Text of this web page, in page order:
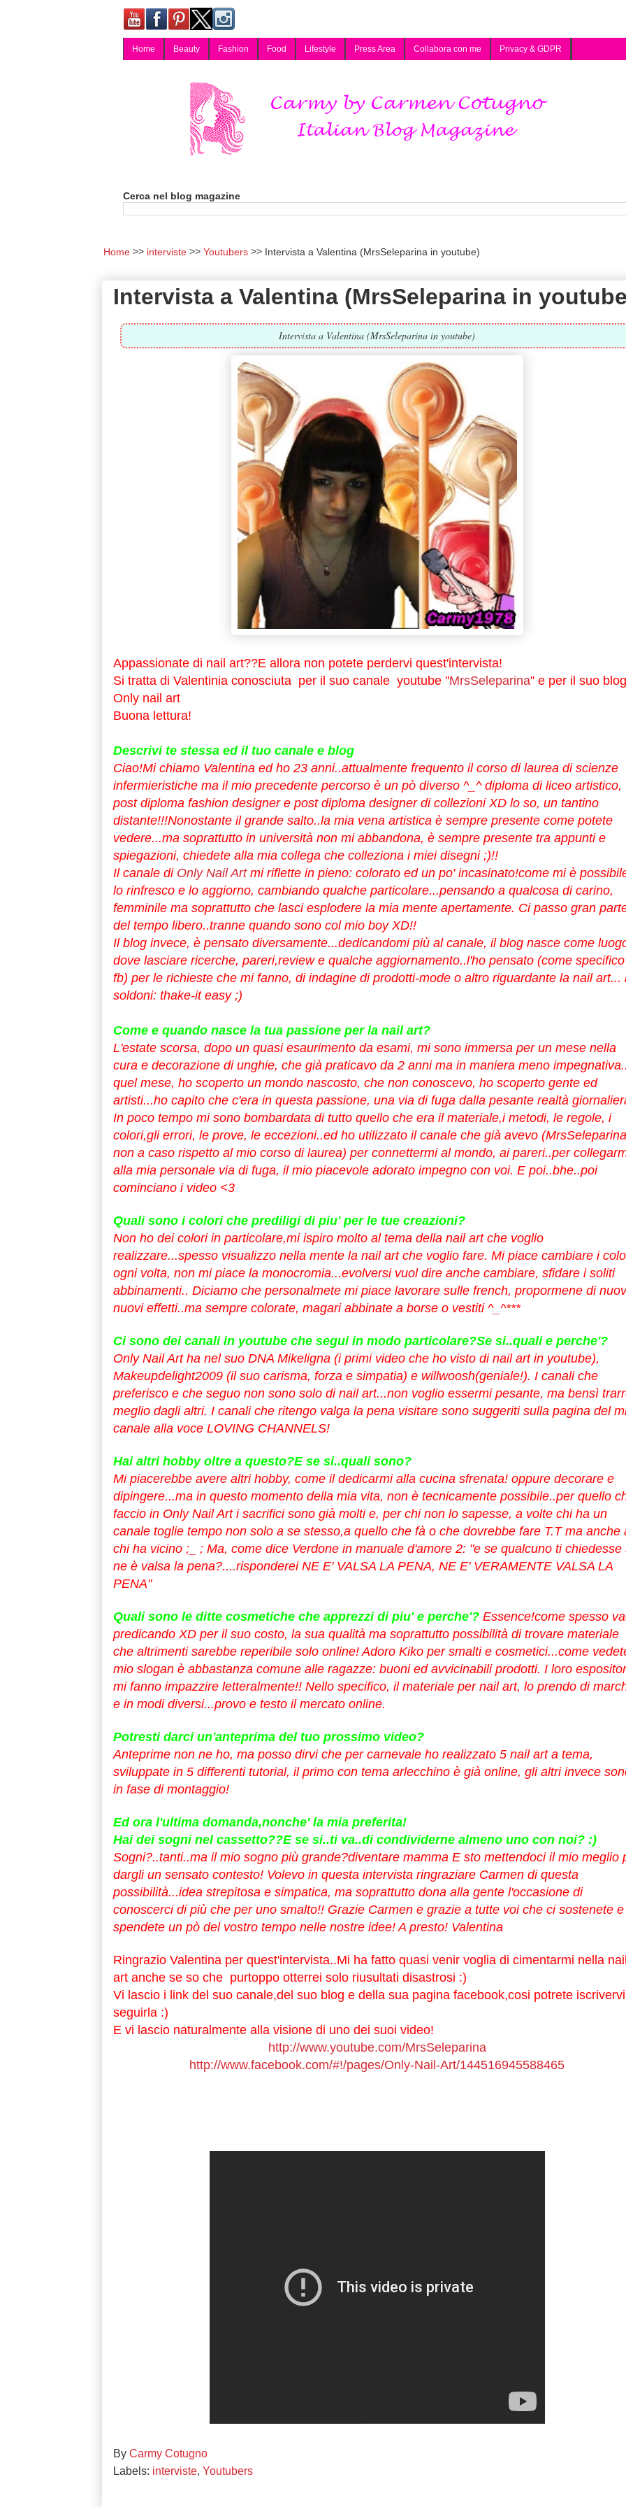
Home Beauty Fashion Food Lifestyle Press Area Collabora con me Privacy & GDPR
Cerca nel blog magazine
Home interviste Youtubers Intervista a Valentina (MrsSeleparina in youtube)
Intervista a Valentina (MrsSeleparina in
Intervista a Valentina (MrsSeleparina in youtube)
Appassionate di nail art??E allora non potete perdervi quest'intervista!
Si tratta di Valentinia conosciuta per il suo canale youtube ''MrsSeleparina'' e per il suo blog
Only nail art
Buona lettura!
Descrivi te stessa ed il tuo canale e blog
Ciao!Mi chiamo Valentina ed ho 23 anni..attualmente frequento il corso di laurea di scienze
infermieristiche ma il mio precedente percorso è un pò diverso ^_^ diploma di liceo artistico,
post diploma fashion designer e post diploma designer di collezioni XD lo so, un tantino
distante!!!Nonostante il grande salto..la mia vena artistica è sempre presente come potete
vedere...ma soprattutto in università non mi abbandona, è sempre presente tra appunti e
spiegazioni, chiedete alla mia collega che colleziona i miei disegni ;)!!
Il canale di Only Nail Artmi riflette in pieno: colorato ed un po' incasinato!come mi è
lo rinfresco e lo aggiorno, cambiando qualche particolare...pensando a qualcosa di carino,
femminile ma soprattutto che lasci esplodere la mia mente apertamente. Ci passo gran
del tempo libero..tranne quando sono col mio boy XD!!
Il blog invece, è pensato diversamente...dedicandomi più al canale, il blog nasce come
dove lasciare ricerche, pareri,review e qualche aggiornamento..l'ho pensato (come
fb) per le richieste che mi fanno, di indagine di prodotti-mode o altro riguardante la nail art...
soldoni: thake-it easy ;)
Come e quando nasce la tua passione per la nail art?
L'estate scorsa, dopo un quasi esaurimento da esami, mi sono immersa per un mese nella
cura e decorazione di unghie, che già praticavo da 2 anni ma in maniera meno
quel mese, ho scoperto un mondo nascosto, che non conoscevo, ho scoperto gente ed
artisti...ho capito che c'era in questa passione, una via di fuga dalla pesante realtà
In poco tempo mi sono bombardata di tutto quello che era il materiale,i metodi, le regole, i
colori,gli errori, le prove, le eccezioni..ed ho utilizzato il canale che già avevo (MrsSeleparina
non a caso rispetto al mio corso di laurea) per connettermi al mondo, ai pareri..per
alla mia personale via di fuga, il mio piacevole adorato impegno con voi. E poi..bhe..poi
cominciano i video <3
Quali sono i colori che prediligi di piu' per le tue creazioni?
Non ho dei colori in particolare,mi ispiro molto al tema della nail art che voglio
realizzare...spesso visualizzo nella mente la nail art che voglio fare. Mi piace cambiare i
ogni volta, non mi piace la monocromia...evolversi vuol dire anche cambiare, sfidare i soliti
abbinamenti.. Diciamo che personalmete mi piace lavorare sulle french, propormene di
nuovi effetti..ma sempre colorate, magari abbinate a borse o vestiti ^_^***
Ci sono dei canali in youtube che segui in modo particolare?Se si..quali e perche'?
Only Nail Art ha nel suo DNA Mikeligna (i primi video che ho visto di nail art in youtube),
Makeupdelight2009 (il suo carisma, forza e simpatia) e willwoosh(geniale!). I canali che
preferisco e che seguo non sono solo di nail art...non voglio essermi pesante, ma bensì
meglio dagli altri. I canali che ritengo valga la pena visitare sono suggeriti sulla pagina del
canale alla voce LOVING CHANNELS!
Hai altri hobby oltre a questo?E se si..quali sono?
Mi piacerebbe avere altri hobby, come il dedicarmi alla cucina sfrenata! oppure decorare e
dipingere...ma in questo momento della mia vita, non è tecnicamente possibile..per quello
faccio in Only Nail Art i sacrifici sono già molti e, per chi non lo sapesse, a volte chi ha un
canale toglie tempo non solo a se stesso,a quello che fà o che dovrebbe fare T.T ma anche
chi ha vicino ;_ ; Ma, come dice Verdone in manuale d'amore 2: "e se qualcuno ti chiedesse
ne è valsa la pena?....risponderei NE E' VALSA LA PENA, NE E' VERAMENTE VALSA LA
PENA"
Quali sono le ditte cosmetiche che apprezzi di piu' e perche'? Essence!come spesso
predicando XD per il suo costo, la sua qualità ma soprattutto possibilità di trovare materiale
che altrimenti sarebbe reperibile solo online! Adoro Kiko per smalti e cosmetici...come
mio slogan è abbastanza comune alle ragazze: buoni ed avvicinabili prodotti. I loro
mi fanno impazzire letteralmente!! Nello specifico, il materiale per nail art, lo prendo di
e in modi diversi...provo e testo il mercato online.
Potresti darci un'anteprima del tuo prossimo video?
Anteprime non ne ho, ma posso dirvi che per carnevale ho realizzato 5 nail art a tema,
sviluppate in 5 differenti tutorial, il primo con tema arlecchino è già online, gli altri invece
in fase di montaggio!
Ed ora l'ultima domanda,nonche' la mia preferita!
Hai dei sogni nel cassetto??E se si..ti va..di condividerne almeno uno con noi? :)
Sogni?..tanti..ma il mio sogno più grande?diventare mamma E sto mettendoci il mio meglio
dargli un sensato contesto! Volevo in questa intervista ringraziare Carmen di questa
possibilità...idea strepitosa e simpatica, ma soprattutto dona alla gente l'occasione di
conoscerci di più che per uno smalto!! Grazie Carmen e grazie a tutte voi che ci sostenete e
spendete un pò del vostro tempo nelle nostre idee! A presto! Valentina
Ringrazio Valentina per quest'intervista..Mi ha fatto quasi venir voglia di cimentarmi nella
art anche se so che purtoppo otterrei solo riusultati disastrosi :)
Vi lascio i link del suo canale,del suo blog e della sua pagina facebook,cosi potrete
seguirla :)
E vi lascio naturalmente alla visione di uno dei suoi video!
http://www.youtube.com/MrsSeleparina
http://www.facebook.com/#!/pages/Only-Nail-Art/144516945588465
By Carmy Cotugno
Labels: interviste, Youtubers